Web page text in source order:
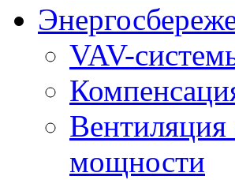
VAV-
Вентиляция
мощности